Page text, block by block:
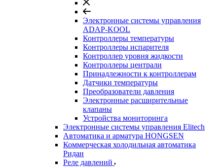
Электронные системы управления
ADAP-KOOL
Контроллеры температуры
Контроллеры испарителя
Контроллер уровня жидкости
Контроллеры централи
Принадлежности к контроллерам
Датчики температуры
Преобразователи давления
Электронные расширительные
клапаны
Устройства мониторинга
Электронные системы управления Elitech
Автоматика и арматура HONGSEN
Коммерческая холодильная автоматика
Ридан
Реле давлений